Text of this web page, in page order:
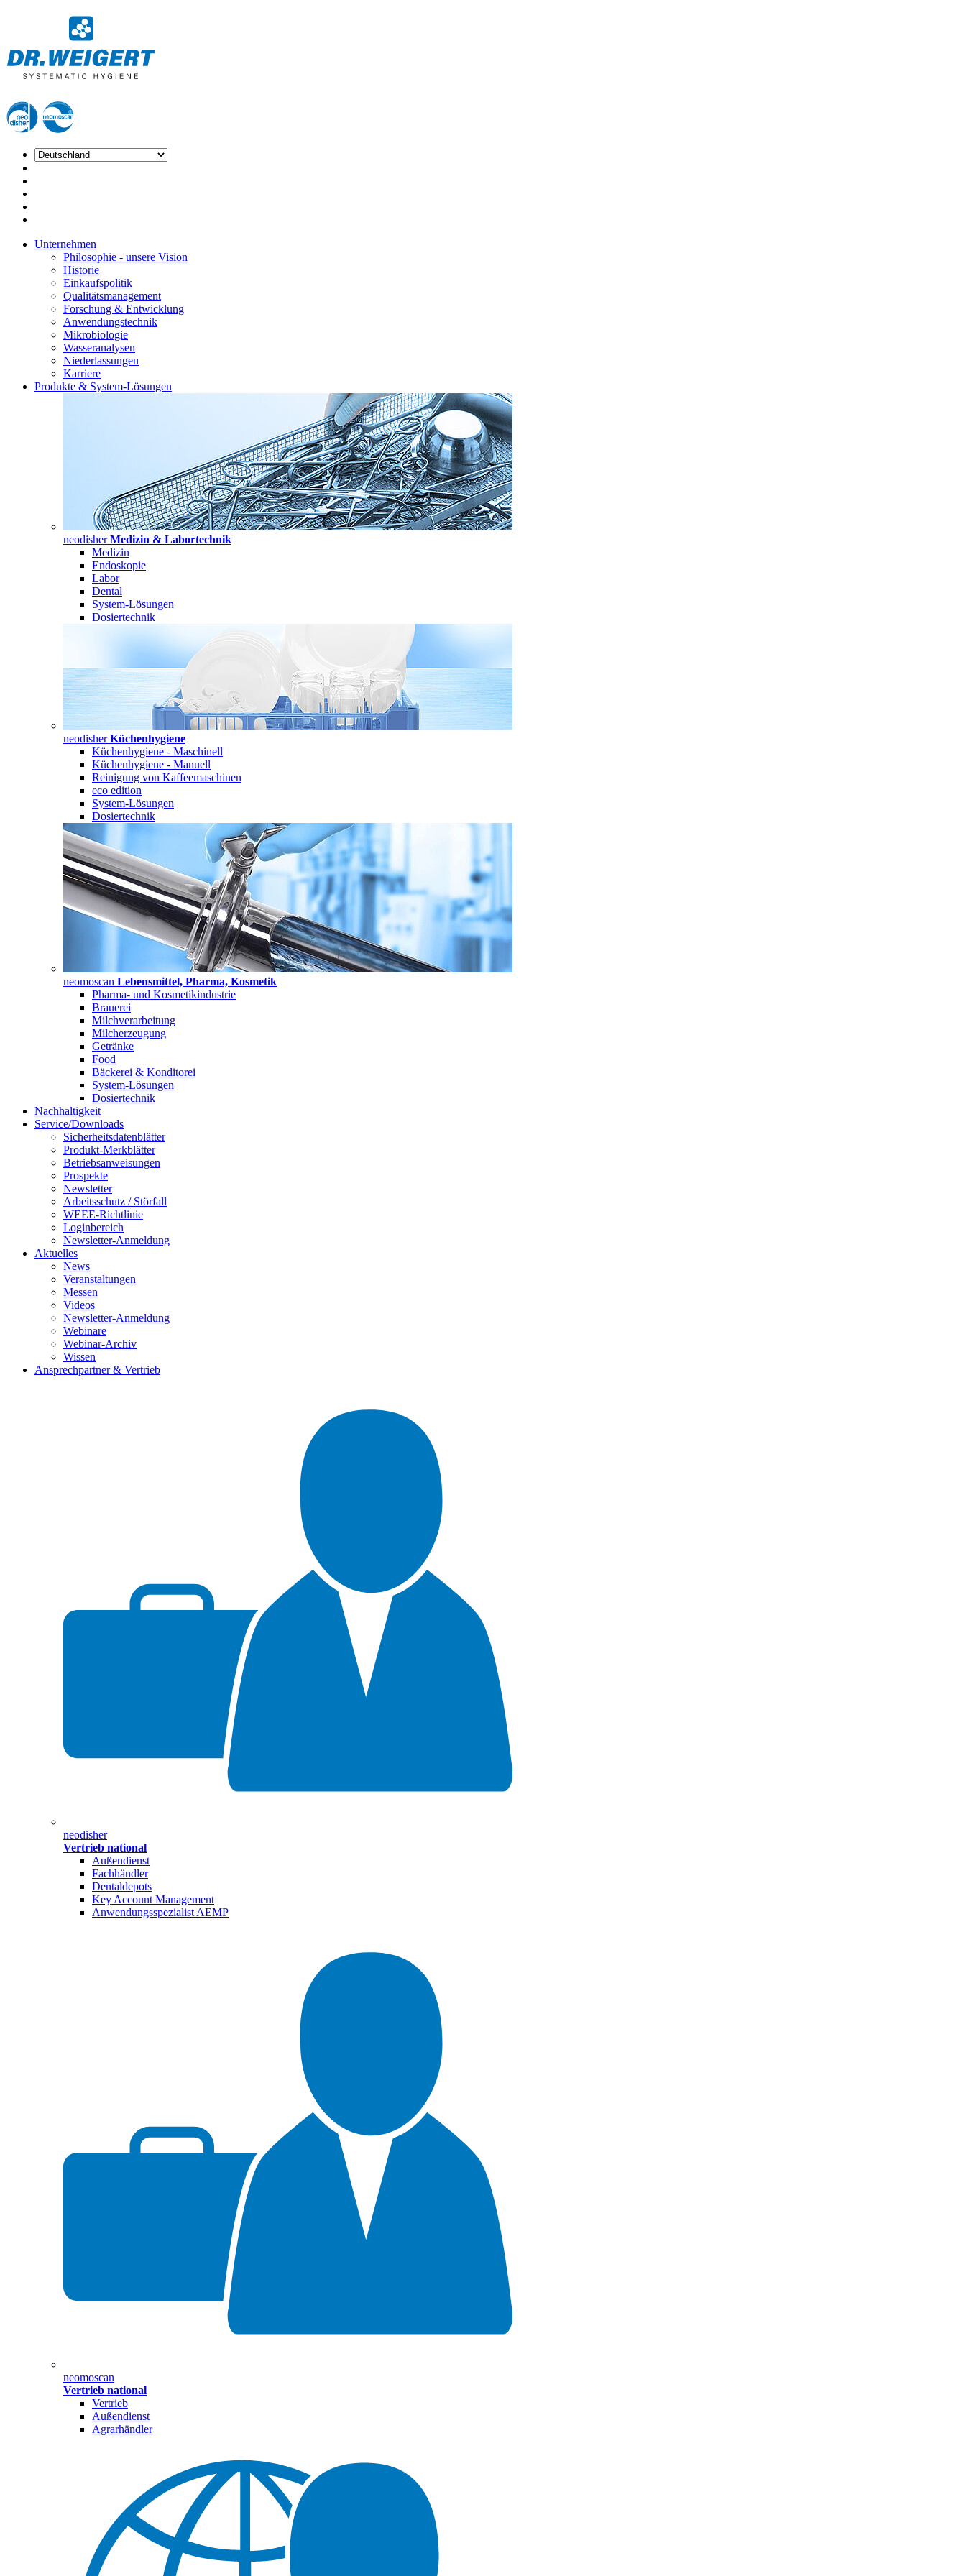
Unternehmen
Philosophie - unsere Vision
Historie
Einkaufspolitik
Qualitätsmanagement
Forschung & Entwicklung
Anwendungstechnik
Mikrobiologie
Wasseranalysen
Niederlassungen
Karriere
Produkte & System-Lösungen
neodisherMedizin & Labortechnik
Medizin
Endoskopie
Labor
Dental
System-Lösungen
Dosiertechnik
neodisherKüchenhygiene
Küchenhygiene - Maschinell
Küchenhygiene - Manuell
Reinigung von Kaffeemaschinen
eco edition
System-Lösungen
Dosiertechnik
neomoscan Lebensmittel, Pharma, Kosmetik
Pharma- und Kosmetikindustrie
Brauerei
Milchverarbeitung
Milcherzeugung
Getränke
Food
Bäckerei & Konditorei
System-Lösungen
Dosiertechnik
Nachhaltigkeit
Service/Downloads
Sicherheitsdatenblätter
Produkt-Merkblätter
Betriebsanweisungen
Prospekte
Newsletter
Arbeitsschutz / Störfall
WEEE-Richtlinie
Loginbereich
Newsletter-Anmeldung
Aktuelles
News
Veranstaltungen
Messen
Videos
Newsletter-Anmeldung
Webinare
Webinar-Archiv
Wissen
Ansprechpartner & Vertrieb
neodisher
Vertrieb national
Außendienst
Fachhändler
Dentaldepots
Key Account Management
Anwendungsspezialist AEMP
neomoscan
Vertrieb national
Vertrieb
Außendienst
Agrarhändler